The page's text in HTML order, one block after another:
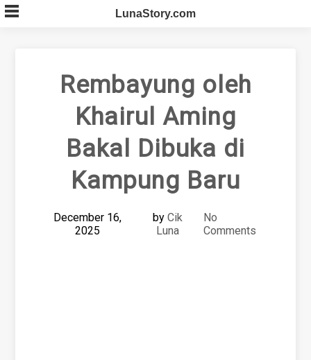
Skip
to
LunaStory.com
Rembayung oleh
Khairul Aming
Bakal Dibuka di
Kampung Baru
December 16,
2025
byCik
Luna
No
Comments